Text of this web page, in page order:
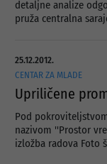
detaljne analize
pruža centralna
25.12.2012.
CENTAR ZA MLADE
Upriličene
Pod
nazivom ''Prostor
izložba radova Foto